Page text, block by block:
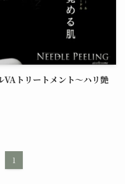
VAトリートメント〜ハリ艶
1